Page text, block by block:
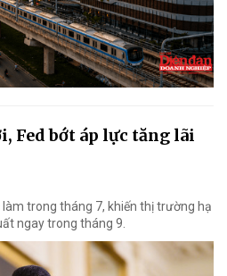
Fed bớt áp lực tăng lãi
trong tháng 7, khiến thị trường hạ
ngay trong tháng 9.